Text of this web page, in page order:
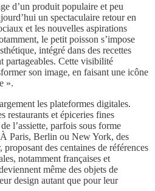
d’un produit populaire et peu
un spectaculaire retour en
et les nouvelles aspirations
le petit poisson s’impose
intégré dans des recettes
partageables. Cette visibilité
son image, en faisant une icône
».
les plateformes digitales.
restaurants et épiceries fines
l’assiette, parfois sous forme
Paris, Berlin ou New York, des
des centaines de références
notamment françaises et
même des objets de
design autant que pour leur